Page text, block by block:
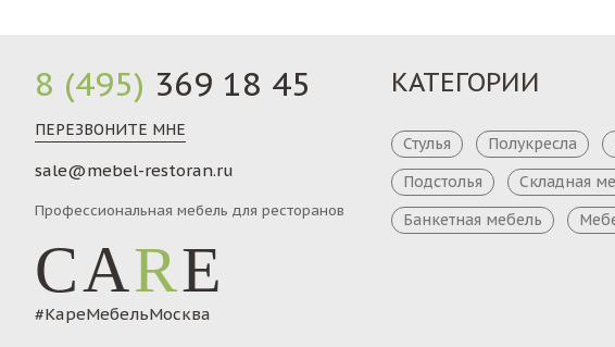
8 (495) 369 18 45
ПЕРЕЗВОНИТЕ МНЕ
sale@mebel-restoran.ru
Профессиональная мебель для ресторанов
CARE
#КареМебельМосква
КАТЕГОРИИ
Стулья Полукресла
Подстолья
Складная
Банкетная мебель